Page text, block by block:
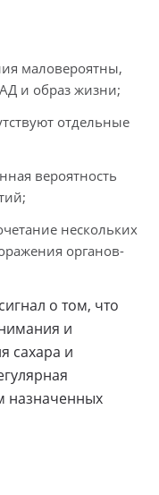
маловероятны,
и образ жизни;
отдельные
вероятность
нескольких
органов-
о том, что
и
сахара и
назначенных